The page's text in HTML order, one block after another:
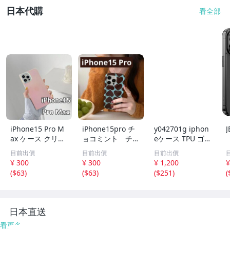
日本代購 看全部
iPhone15 Pro M
ax ケース クリア
ピンク オーロラ
スマホケース 透
明 韓国風 シンプ
ル 可愛い きれい
目前出價
¥ 300
($63)
iPhone15pro チ
ョコミント チョ
コレート スマホ
ケース 韓国 iPho
neケース スマ
ホカバー アイフ
目前出價
¥ 300
($63)
y042701g iphon
eケース TPU ゴー
ルド 金色 透明
両面ガード ワイ
ヤレス充電対応 i
Phone14 MagSa
目前出價
¥ 1,200
($251)
(
日本直送
看更多